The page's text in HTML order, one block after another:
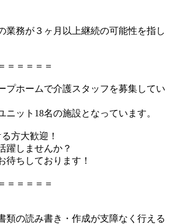
業務が３ヶ月以上継続の可能性を指し
＝＝＝＝＝
プホームで介護スタッフを募集してい
ニット18名の施設となっています。
方大歓迎！
躍しませんか？
待ちしております！
＝＝＝＝＝
類の読み書き・作成が支障なく行える